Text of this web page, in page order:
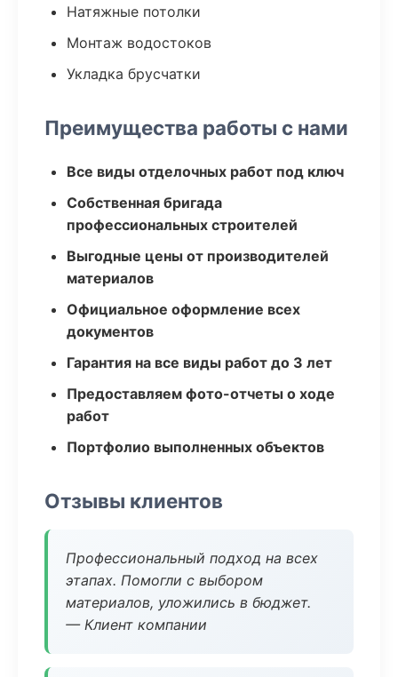
Натяжные потолки
Монтаж водостоков
Укладка брусчатки
Преимущества работы с нами
Все виды отделочных работ под ключ
Собственная бригада
профессиональных строителей
Выгодные цены от производителей
материалов
Официальное оформление всех
документов
Гарантия на все виды работ до 3 лет
Предоставляем фото-отчеты о ходе
работ
Портфолио выполненных объектов
Отзывы клиентов
Профессиональный подход на всех
этапах. Помогли с выбором
материалов, уложились в бюджет.
— Клиент компании